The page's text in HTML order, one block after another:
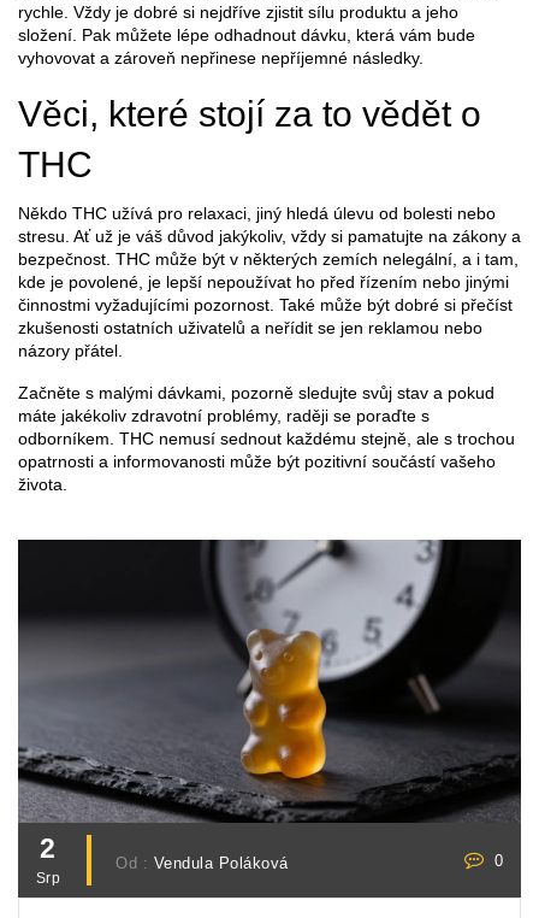
rychle. Vždy je dobré si nejdříve zjistit sílu produktu a jeho
složení. Pak můžete lépe odhadnout dávku, která vám bude
vyhovovat a zároveň nepřinese nepříjemné následky.
Věci, které stojí za to vědět o
THC
Někdo THC užívá pro relaxaci, jiný hledá úlevu od bolesti nebo
stresu. Ať už je váš důvod jakýkoliv, vždy si pamatujte na zákony a
bezpečnost. THC může být v některých zemích nelegální, a i tam,
kde je povolené, je lepší nepoužívat ho před řízením nebo jinými
činnostmi vyžadujícími pozornost. Také může být dobré si přečíst
zkušenosti ostatních uživatelů a neřídit se jen reklamou nebo
názory přátel.
Začněte s malými dávkami, pozorně sledujte svůj stav a pokud
máte jakékoliv zdravotní problémy, raději se poraďte s
odborníkem. THC nemusí sednout každému stejně, ale s trochou
opatrnosti a informovanosti může být pozitivní součástí vašeho
života.
2
Srp
Od : Vendula Poláková 0